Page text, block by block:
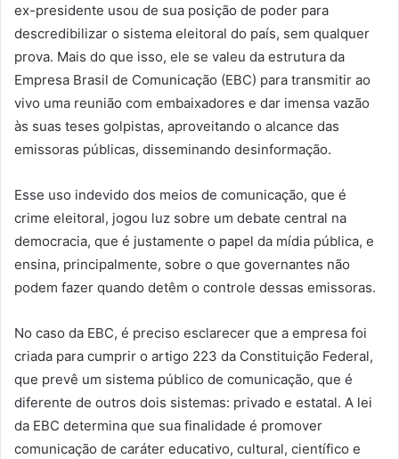
ex-presidente usou de sua posição de poder para
descredibilizar o sistema eleitoral do país, sem qualquer
prova. Mais do que isso, ele se valeu da estrutura da
Empresa Brasil de Comunicação (EBC) para transmitir ao
vivo uma reunião com embaixadores e dar imensa vazão
às suas teses golpistas, aproveitando o alcance das
emissoras públicas, disseminando desinformação.
Esse uso indevido dos meios de comunicação, que é
crime eleitoral, jogou luz sobre um debate central na
democracia, que é justamente o papel da mídia pública, e
ensina, principalmente, sobre o que governantes não
podem fazer quando detêm o controle dessas emissoras.
No caso da EBC, é preciso esclarecer que a empresa foi
criada para cumprir o artigo 223 da Constituição Federal,
que prevê um sistema público de comunicação, que é
diferente de outros dois sistemas: privado e estatal. A lei
da EBC determina que sua finalidade é promover
comunicação de caráter educativo, cultural, científico e